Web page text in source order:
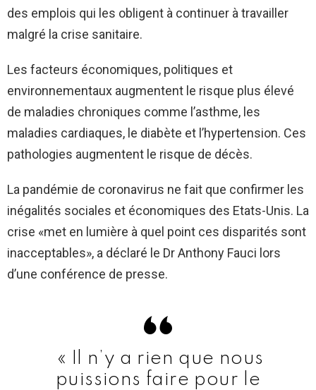
des emplois qui les obligent à continuer à travailler
malgré la crise sanitaire.
Les facteurs économiques, politiques et
environnementaux augmentent le risque plus élevé
de maladies chroniques comme l’asthme, les
maladies cardiaques, le diabète et l’hypertension. Ces
pathologies augmentent le risque de décès.
La pandémie de coronavirus ne fait que confirmer les
inégalités sociales et économiques des Etats-Unis. La
crise «met en lumière à quel point ces disparités sont
inacceptables», a déclaré le Dr Anthony Fauci lors
d’une conférence de presse.
« Il n’y a rien que nous
puissions faire pour le